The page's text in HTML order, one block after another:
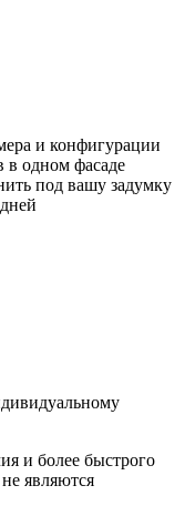
и конфигурации
в одном фасаде
под вашу задумку
и более быстрого
являются